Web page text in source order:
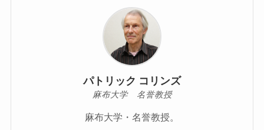
パトリック コリンズ
麻布大学 名誉教授
麻布大学・名誉教授。